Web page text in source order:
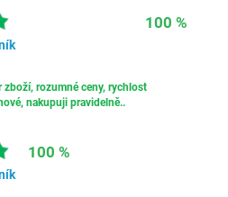
100 %
zboží, rozumné ceny, rychlost
nakupuji pravidelně..
100 %